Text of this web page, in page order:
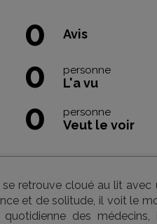
0 Avis
0 personne
L'a vu
0 personne
Veut le voir
retrouve cloué au lit
et de solitude, il voit le
des médecins,